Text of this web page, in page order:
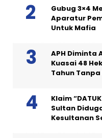
Gubug 3×4
Aparatur
Untuk Mafia
APH Diminta
Kuasai 48
Tahun Tanpa
Klaim
Sultan
Kesultanan